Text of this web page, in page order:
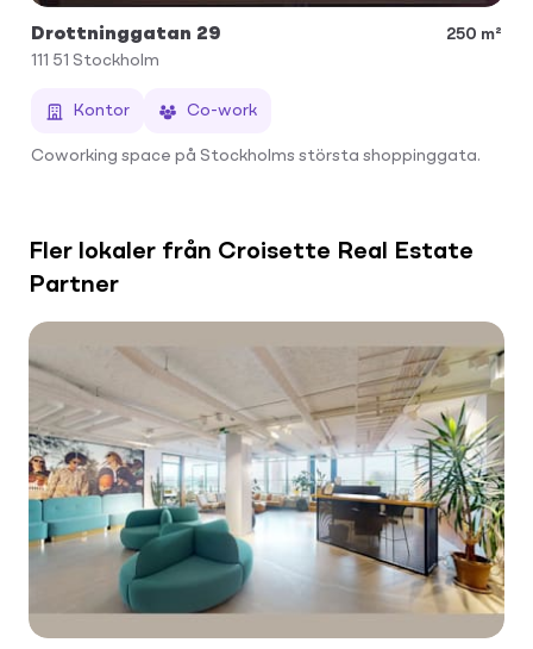
Drottninggatan 29
250 m²
111 51 Stockholm
Kontor Co-work
Coworking space på Stockholms största shoppinggata.
Fler lokaler från Croisette Real Estate
Partner